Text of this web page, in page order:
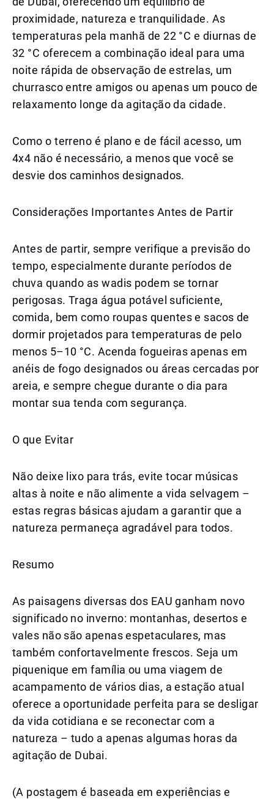
proximidade, natureza e tranquilidade. As
temperaturas pela manhã de 22 °C e diurnas de
32 °C oferecem a combinação ideal para uma
noite rápida de observação de estrelas, um
churrasco entre amigos ou apenas um pouco de
relaxamento longe da agitação da cidade.
Como o terreno é plano e de fácil acesso, um
4x4 não é necessário, a menos que você se
desvie dos caminhos designados.
Considerações Importantes Antes de Partir
Antes de partir, sempre verifique a previsão do
tempo, especialmente durante períodos de
chuva quando as wadis podem se tornar
perigosas. Traga água potável suficiente,
comida, bem como roupas quentes e sacos de
dormir projetados para temperaturas de pelo
menos 5–10 °C. Acenda fogueiras apenas em
anéis de fogo designados ou áreas cercadas por
areia, e sempre chegue durante o dia para
montar sua tenda com segurança.
O que Evitar
Não deixe lixo para trás, evite tocar músicas
altas à noite e não alimente a vida selvagem –
estas regras básicas ajudam a garantir que a
natureza permaneça agradável para todos.
Resumo
As paisagens diversas dos EAU ganham novo
significado no inverno: montanhas, desertos e
vales não são apenas espetaculares, mas
também confortavelmente frescos. Seja um
piquenique em família ou uma viagem de
acampamento de vários dias, a estação atual
oferece a oportunidade perfeita para se desligar
da vida cotidiana e se reconectar com a
natureza – tudo a apenas algumas horas da
agitação de Dubai.
(A postagem é baseada em experiências e